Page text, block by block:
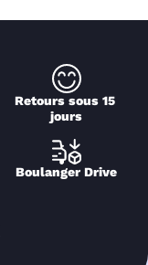
Retours sous 15
jours
Boulanger Drive